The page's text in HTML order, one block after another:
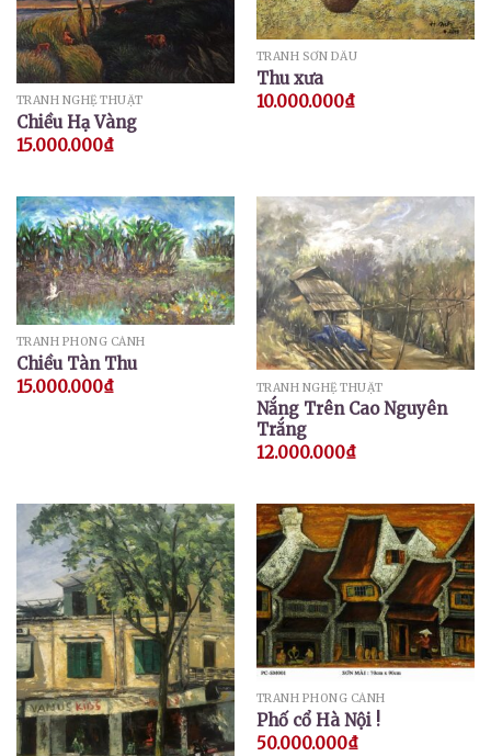
TRANH NGHỆ THUẬT
Chiều Hạ Vàng
15.000.000₫
TRANH SƠN DẦU
Thu xưa
10.000.000₫
TRANH PHONG CẢNH
Chiều Tàn Thu
15.000.000₫ TRANH NGHỆ THUẬT
Nắng Trên Cao Nguyên
Trắng
12.000.000₫
TRANH PHONG CẢNH
Phố cổ Hà Nội !
50.000.000₫